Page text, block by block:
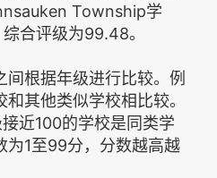
Township学
合评级为99.48。
根据年级进行比较。例
其他类似学校相比较。
近100的学校是同类学
为1至99分，分数越高越